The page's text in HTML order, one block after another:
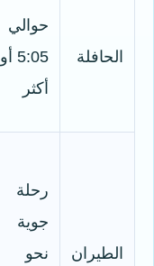
الحافلة
حوالي
5:05 أو
أكثر
الطيران
رحلة
جوية
نحو